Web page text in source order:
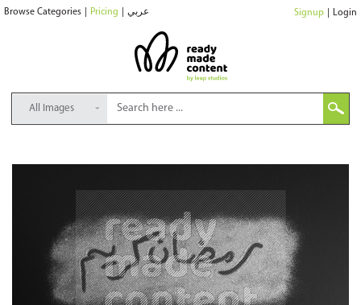
Browse Categories Pricing عربي Signup Login
All Images